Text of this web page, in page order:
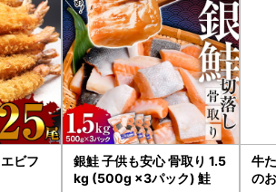
ビフ
銀鮭 子供も安心 骨取り 1.5
kg (500g ×3パック) 鮭
牛
の